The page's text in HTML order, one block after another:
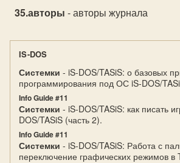
авторы - авторы журнала
IS-DOS
Системки - iS-DOS/TASiS: о базовых
программирования под ОС iS-DOS/
Info Guide #11
Системки - iS-DOS/TASiS: как писать
DOS/TASiS (часть 2).
Info Guide #11
Системки - iS-DOS/TASiS: Работа с
переключение графических режимов в